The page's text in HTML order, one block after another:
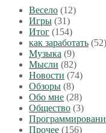
Весело (12)
Игры (31)
Итог (154)
как заработать (52)
Музыка (9)
Мысли (82)
Новости (74)
Обзоры (8)
Обо мне (28)
Общество (3)
Прочее (156)